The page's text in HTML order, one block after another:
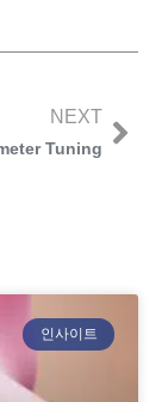
NEXT
Tuning
인사이트